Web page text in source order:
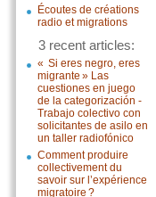
Écoutes de créations
radio et migrations
3 recent articles:
« Si eres negro, eres
migrante » Las
cuestiones en juego
de la categorización -
Trabajo colectivo con
solicitantes de asilo en
un taller radiofónico
Comment produire
collectivement du
savoir sur l’expérience
migratoire ?